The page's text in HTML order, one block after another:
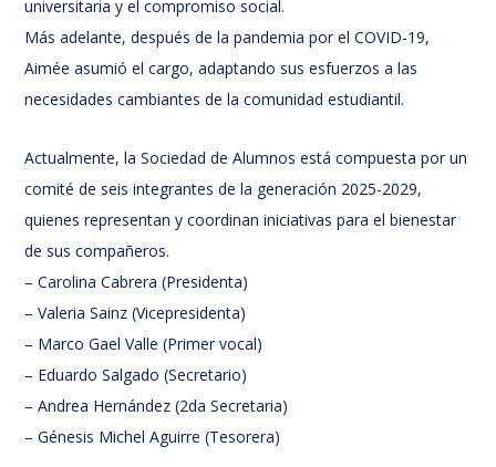
universitaria y el compromiso social.
Más adelante, después de la pandemia por el COVID-19,
Aimée asumió el cargo, adaptando sus esfuerzos a las
necesidades cambiantes de la comunidad estudiantil.
Actualmente, la Sociedad de Alumnos está compuesta por un
comité de seis integrantes de la generación 2025-2029,
quienes representan y coordinan iniciativas para el bienestar
de sus compañeros.
– Carolina Cabrera (Presidenta)
– Valeria Sainz (Vicepresidenta)
– Marco Gael Valle (Primer vocal)
– Eduardo Salgado (Secretario)
– Andrea Hernández (2da Secretaria)
– Génesis Michel Aguirre (Tesorera)